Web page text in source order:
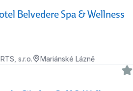
Belvedere Spa & Wellness
s.r.o.
Mariánské Lázně